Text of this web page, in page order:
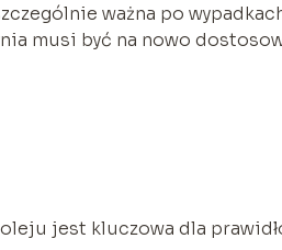
ważna po
musi być na nowo
jest kluczowa dla